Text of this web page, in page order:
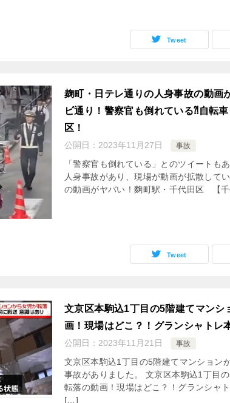
Tweet
麹町・日テレ通りの人身事故の動画
ビ通り！警察官も倒れている⁈自転
区！
公開日： 2023年11月27日 事故
「警察官も倒れている」とのツイートも
人身事故があり、現場が動画が拡散して
の動画がヤバい！麴町駅・千代田区 【
Tweet
文京区本駒込1丁目の5階建てマンシ
画！現場はどこ？！グランシャトレ
公開日： 2023年11月21日 事故
文京区本駒込1丁目の5階建てマンション
事故がありました。 文京区本駒込1丁目
転落の動画！現場はどこ？！グランシャ
[…]